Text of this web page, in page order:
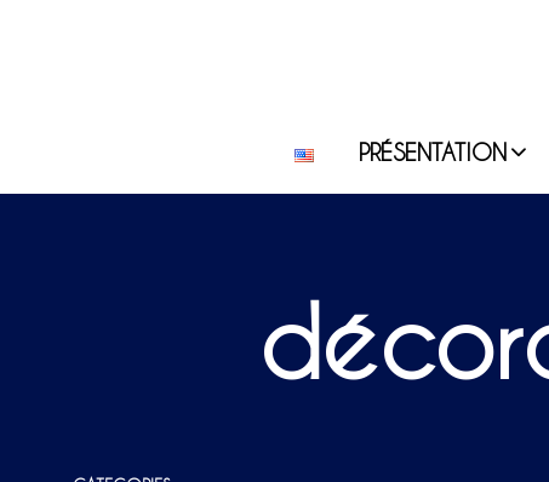
PRÉSENTATION